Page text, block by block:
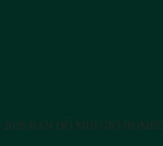
2026 BẢN ĐỒ MÚI GIỜ